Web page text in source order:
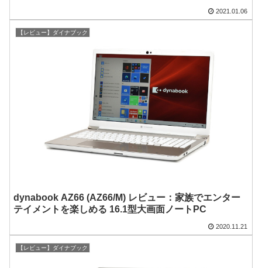
2021.01.06
【レビュー】ダイナブック
dynabook AZ66 (AZ66/M) レビュー：家族でエンター
テイメントを楽しめる 16.1型大画面ノートPC
2020.11.21
【レビュー】ダイナブック